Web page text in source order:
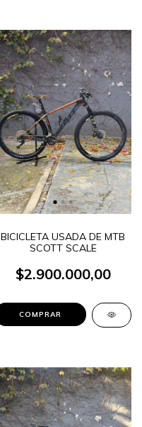
BICICLETA USADA DE MTB
SCOTT SCALE
$2.900.000,00